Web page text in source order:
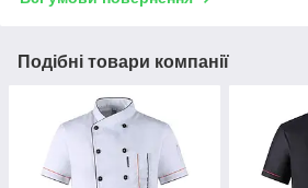
Подібні товари компанії